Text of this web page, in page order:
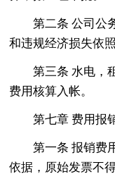
第二条 公司公
和违规经济损失依
第三条 水电，
费用核算入帐。
第七章 费用报
第一条 报销费
依据，原始发票不